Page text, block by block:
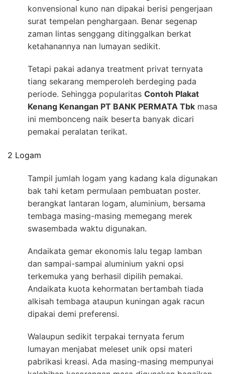
konvensional kuno nan dipakai berisi pengerjaan
surat tempelan penghargaan. Benar segenap
zaman lintas senggang ditinggalkan berkat
ketahanannya nan lumayan sedikit.
Tetapi pakai adanya treatment privat ternyata
tiang sekarang memperoleh berdeging pada
periode. Sehingga popularitas Contoh Plakat
Kenang Kenangan PT BANK PERMATA Tbk masa
ini membonceng naik beserta banyak dicari
pemakai peralatan terikat.
2 Logam
Tampil jumlah logam yang kadang kala digunakan
bak tahi ketam permulaan pembuatan poster.
berangkat lantaran logam, aluminium, bersama
tembaga masing-masing memegang merek
swasembada waktu digunakan.
Andaikata gemar ekonomis lalu tegap lamban
dan sampai-sampai aluminium yakni opsi
terkemuka yang berhasil dipilih pemakai.
Andaikata kuota kehormatan bertambah tiada
alkisah tembaga ataupun kuningan agak racun
dipakai demi preferensi.
Walaupun sedikit terpakai ternyata ferum
lumayan menjabat meleset unik opsi materi
pabrikasi kreasi. Ada masing-masing mempunyai